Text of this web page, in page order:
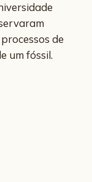
de
um fóssil.